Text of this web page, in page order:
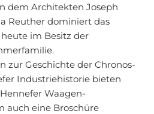
dem Architekten Joseph
Reuther dominiert das
im Besitz der
zur Geschichte der Chronos-
Industriehistorie bieten
Waagen-
auch eine Broschüre